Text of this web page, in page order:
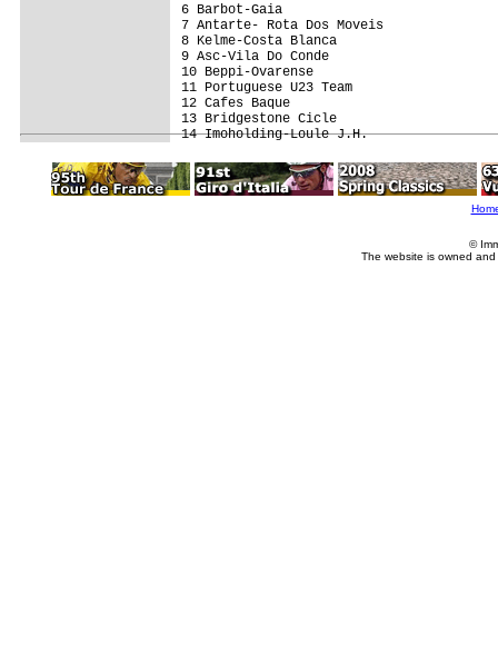
6 Barbot-Gaia
7 Antarte- Rota Dos Moveis
8 Kelme-Costa Blanca
9 Asc-Vila Do Conde
10 Beppi-Ovarense
11 Portuguese U23 Team
12 Cafes Baque
13 Bridgestone Cicle
©
The website is owned